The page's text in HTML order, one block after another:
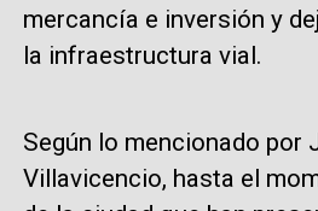
mercancía e inversión y
la infraestructura vial.
Según lo mencionado por
Villavicencio, hasta el